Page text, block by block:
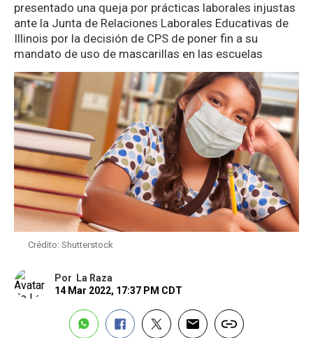
presentado una queja por prácticas laborales injustas
ante la Junta de Relaciones Laborales Educativas de
Illinois por la decisión de CPS de poner fin a su
mandato de uso de mascarillas en las escuelas
Crédito: Shutterstock
Por
La Raza
14 Mar 2022, 17:37 PM CDT